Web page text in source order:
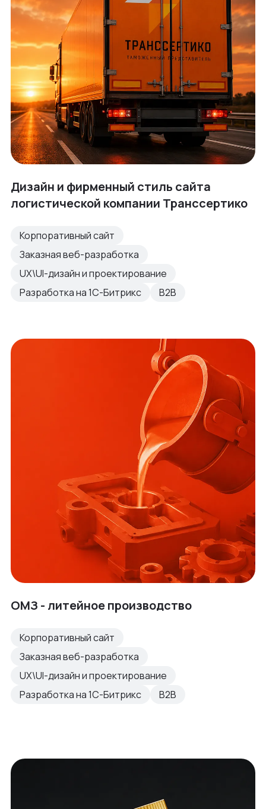
Дизайн и фирменный стиль сайта
логистической компании Транссертико
Корпоративный сайт
Заказная веб-разработка
UX\UI-дизайн и проектирование
Разработка на 1С-Битрикс
B2B
ОМЗ - литейное производство
Корпоративный сайт
Заказная веб-разработка
UX\UI-дизайн и проектирование
Разработка на 1С-Битрикс
B2B